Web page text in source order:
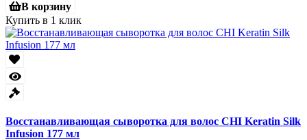
В корзину
Купить в 1 клик
Восстанавливающая сыворотка для волос CHI Keratin Silk
Infusion 177 мл